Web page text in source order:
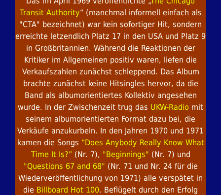
Transit Authority“ (manchmal informell einfach als
"CTA" bezeichnet) war kein sofortiger Hit, sondern
erreichte letzendlich Platz 17 in den USA und Platz 9
in Großbritannien. Während die Reaktionen der
Kritiker im Allgemeinen positiv waren, liefen die
Verkaufszahlen zunächst schleppend. Das Album
brachte zunächst keine Hitsingles hervor, da die
Band als albumorientiertes Kollektiv angesehen
wurde. In der Zwischenzeit trug das UKW-Radio mit
seinem albumorientierten Format dazu bei, die
Verkäufe anzukurbeln. In den Jahren 1970 und 1971
kamen die Songs “Does Anybody Really Know What
Time It Is?”(Nr. 7), "Beginnings" (Nr. 7) und
"Questions 67 and 68" (Nr. 71 und Nr. 24 für die
Wiederveröffentlichung von 1971) alle verspätet in
die Billboard Hot 100. Beflügelt durch den Erfolg